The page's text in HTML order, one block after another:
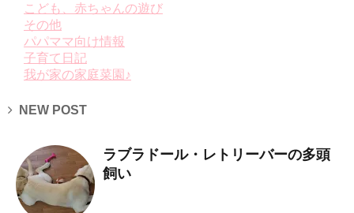
こども、赤ちゃんの遊び
その他
パパママ向け情報
子育て日記
我が家の家庭菜園♪
NEW POST
ラブラドール・レトリーバーの多頭
飼い